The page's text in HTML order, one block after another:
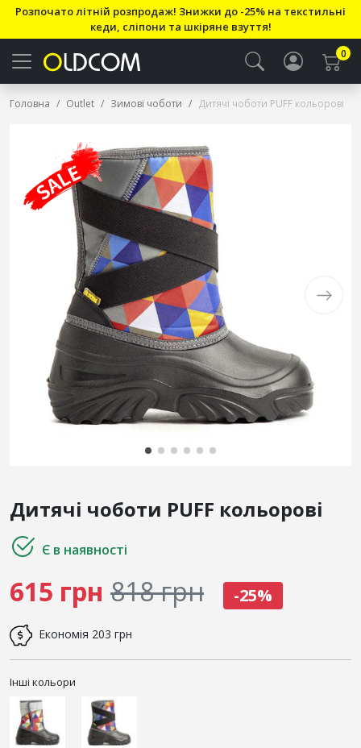
Розпочато літній розпродаж! Знижки до -25% на текстильні
кеди, сліпони та шкіряне взуття!
0
Головна Outlet Зимові чоботи Дитячі чоботи PUFF кольорові
Дитячі чоботи PUFF кольорові
Є в наявності
615 грн 818 грн -25%
Економія 203 грн
Інші кольори